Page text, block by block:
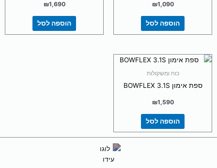
₪1,090
הוספה לסל
₪1,690
הוספה לסל
כוח ומשקולות
ספת אימון BOWFLEX 3.1S
₪1,590
הוספה לסל